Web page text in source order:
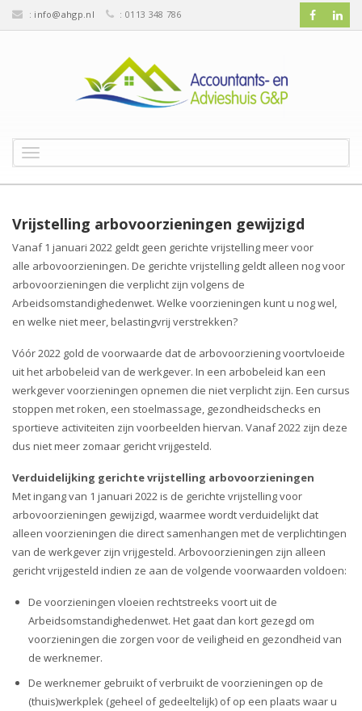
: info@ahgp.nl : 0113 348 786
o
g
l
n
a
v
i
t
o
n
Vrijstelling arbovoorzieningen gewijzigd
Vanaf 1 januari 2022 geldt geen gerichte vrijstelling meer voor
alle arbovoorzieningen. De gerichte vrijstelling geldt alleen nog voor
arbovoorzieningen die verplicht zijn volgens de
Arbeidsomstandighedenwet. Welke voorzieningen kunt u nog wel,
en welke niet meer, belastingvrij verstrekken?
Vóór 2022 gold de voorwaarde dat de arbovoorziening voortvloeide
uit het arbobeleid van de werkgever. In een arbobeleid kan een
werkgever voorzieningen opnemen die niet verplicht zijn. Een cursus
stoppen met roken, een stoelmassage, gezondheidschecks en
sportieve activiteiten zijn voorbeelden hiervan. Vanaf 2022 zijn deze
dus niet meer zomaar gericht vrijgesteld.
Verduidelijking gerichte vrijstelling arbovoorzieningen
Met ingang van 1 januari 2022 is de gerichte vrijstelling voor
arbovoorzieningen gewijzigd, waarmee wordt verduidelijkt dat
alleen voorzieningen die direct samenhangen met de verplichtingen
van de werkgever zijn vrijgesteld. Arbovoorzieningen zijn alleen
gericht vrijgesteld indien ze aan de volgende voorwaarden voldoen:
De voorzieningen vloeien rechtstreeks voort uit de
Arbeidsomstandighedenwet. Het gaat dan kort gezegd om
voorzieningen die zorgen voor de veiligheid en gezondheid van
de werknemer.
De werknemer gebruikt of verbruikt de voorzieningen op de
(thuis)werkplek (geheel of gedeeltelijk) of op een plaats waar u